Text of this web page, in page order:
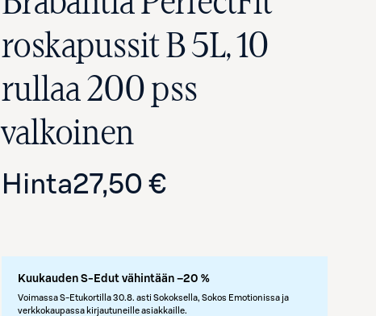
roskapussit B 5L, 10
rullaa 200 pss
valkoinen
Hinta27,50 €
Kuukauden S-Edut vähintään –20 %
Voimassa S-Etukortilla 30.8. asti Sokoksella, Sokos Emotionissa ja
verkkokaupassa kirjautuneille asiakkaille.